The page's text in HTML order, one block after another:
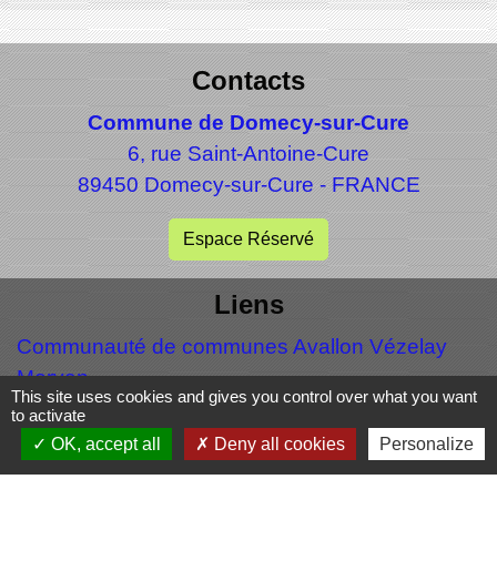
Contacts
Commune de Domecy-sur-Cure
6, rue Saint-Antoine-Cure
89450 Domecy-sur-Cure - FRANCE
Espace Réservé
Liens
Communauté de communes Avallon Vézelay
Morvan
Mentions légales - Politique de confidentialité -
Accessibilité - Plan du site -
This site uses cookies and gives you control over what you want
to activate
OK, accept all
Deny all cookies Personalize